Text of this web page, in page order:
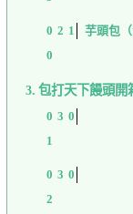
芋頭包（
包打天下饅頭開